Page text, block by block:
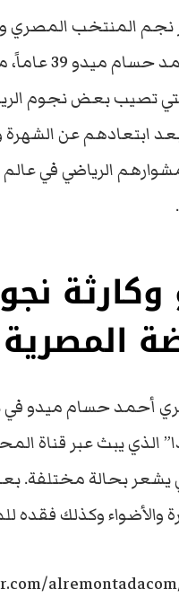
المنتخب المصري
السابق أحمد
تصيب بعض نجوم
بعد ابتعادهم عن
الرياضي في
المصرية
أحمد حسام ميدو في
الذي يبث عبر قناة
يشعر بحالة مختلفة.
والأضواء وكذلك فقده